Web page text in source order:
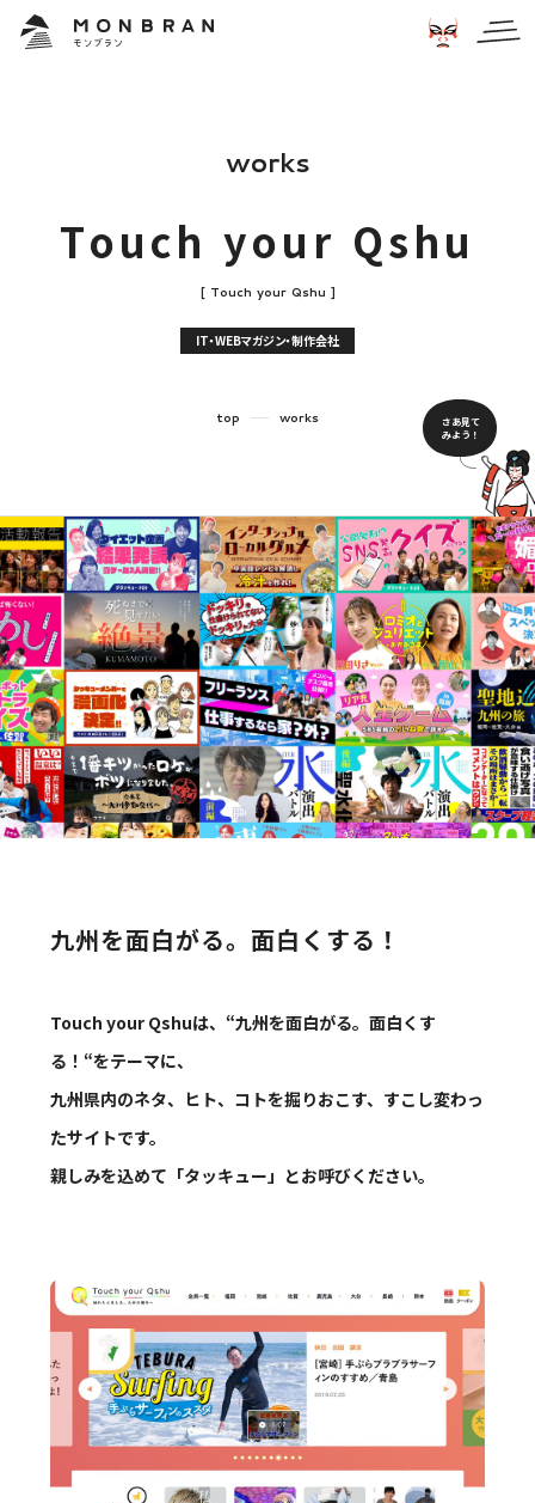
works
Touch you r Qshu
[ Touch your Qshu ]
IT・WEBマガジン・制作会社
top works
さあ見て
みよう！
九州を面白がる。面白くする！
Touch your Qshuは、“九州を面白がる。面白くす
る！“をテーマに、
九州県内のネタ、ヒト、コトを掘りおこす、すこし変わっ
たサイトです。
親しみを込めて「タッキュー」とお呼びください。